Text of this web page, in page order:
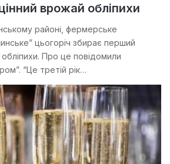
врожай обліпихи
районі, фермерське
цьогоріч збирає перший
Про це повідомили
“Це третій рік…